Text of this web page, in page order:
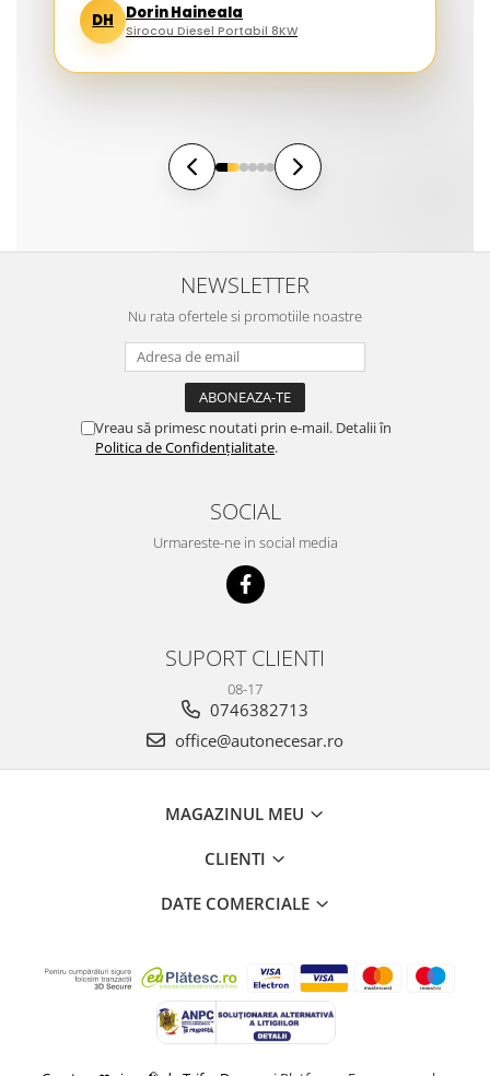
DH Dorin Haineala
Sirocou Diesel Portabil 8KW
NEWSLETTER
Nu rata ofertele si promotiile noastre
Vreau să primesc noutati prin e-mail. Detalii în
Politica de Confidențialitate.
SOCIAL
Urmareste-ne in social media
SUPORT CLIENTI
08-17
0746382713
office@autonecesar.ro
MAGAZINUL MEU
CLIENTI
DATE COMERCIALE